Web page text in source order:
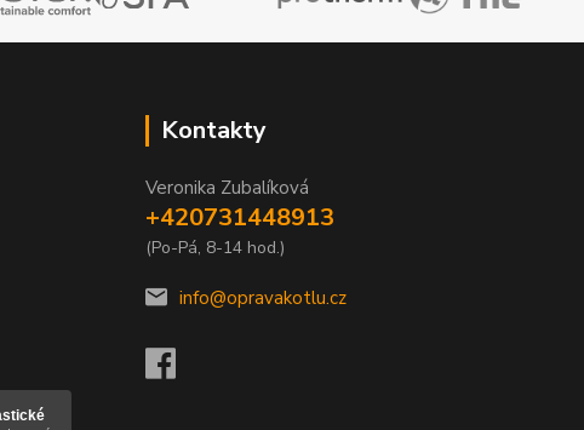
Kontakty
Veronika Zubalíková
+420731448913
(Po-Pá, 8-14 hod.)
info@opravakotlu.cz